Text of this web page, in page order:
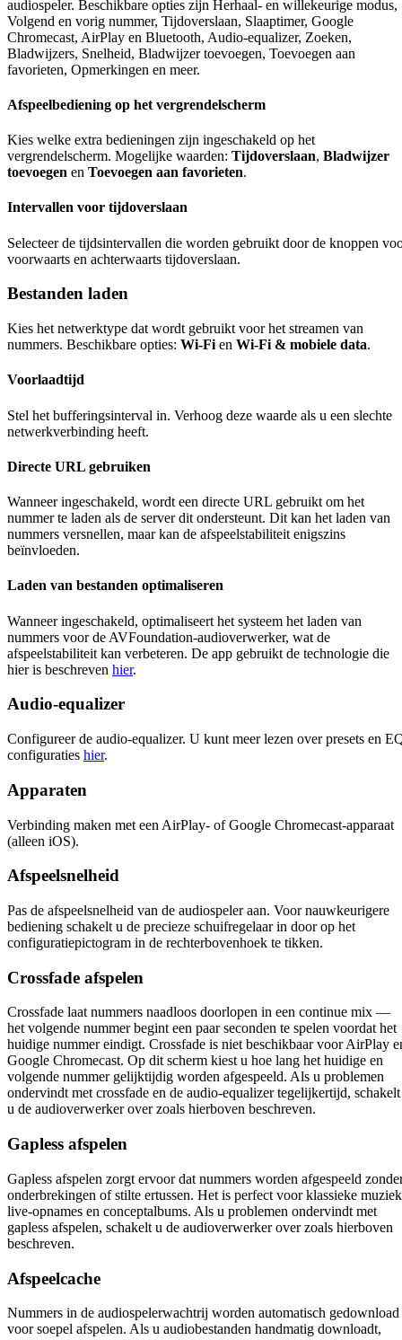
audiospeler. Beschikbare opties zijn Herhaal- en willekeurige modus,
Volgend en vorig nummer, Tijdoverslaan, Slaaptimer, Google
Chromecast, AirPlay en Bluetooth, Audio-equalizer, Zoeken,
Bladwijzers, Snelheid, Bladwijzer toevoegen, Toevoegen aan
favorieten, Opmerkingen en meer.
Afspeelbediening op het vergrendelscherm
Kies welke extra bedieningen zijn ingeschakeld op het
vergrendelscherm. Mogelijke waarden: Tijdoverslaan, Bladwijzer
toevoegen en Toevoegen aan favorieten.
Intervallen voor tijdoverslaan
Selecteer de tijdsintervallen die worden gebruikt door de knoppen
voorwaarts en achterwaarts tijdoverslaan.
Bestanden laden
Kies het netwerktype dat wordt gebruikt voor het streamen van
nummers. Beschikbare opties: Wi-Fi en Wi-Fi & mobiele data.
Voorlaadtijd
Stel het bufferingsinterval in. Verhoog deze waarde als u een slechte
netwerkverbinding heeft.
Directe URL gebruiken
Wanneer ingeschakeld, wordt een directe URL gebruikt om het
nummer te laden als de server dit ondersteunt. Dit kan het laden van
nummers versnellen, maar kan de afspeelstabiliteit enigszins
beïnvloeden.
Laden van bestanden optimaliseren
Wanneer ingeschakeld, optimaliseert het systeem het laden van
nummers voor de AVFoundation-audioverwerker, wat de
afspeelstabiliteit kan verbeteren. De app gebruikt de technologie die
hier is beschreven hier.
Audio-equalizer
Configureer de audio-equalizer. U kunt meer lezen over presets en
configuraties hier.
Apparaten
Verbinding maken met een AirPlay- of Google Chromecast-apparaat
(alleen iOS).
Afspeelsnelheid
Pas de afspeelsnelheid van de audiospeler aan. Voor nauwkeurigere
bediening schakelt u de precieze schuifregelaar in door op het
configuratiepictogram in de rechterbovenhoek te tikken.
Crossfade afspelen
Crossfade laat nummers naadloos doorlopen in een continue mix —
het volgende nummer begint een paar seconden te spelen voordat het
huidige nummer eindigt. Crossfade is niet beschikbaar voor AirPlay
Google Chromecast. Op dit scherm kiest u hoe lang het huidige en
volgende nummer gelijktijdig worden afgespeeld. Als u problemen
ondervindt met crossfade en de audio-equalizer tegelijkertijd, schakelt
u de audioverwerker over zoals hierboven beschreven.
Gapless afspelen
Gapless afspelen zorgt ervoor dat nummers worden afgespeeld
onderbrekingen of stilte ertussen. Het is perfect voor klassieke
live-opnames en conceptalbums. Als u problemen ondervindt met
gapless afspelen, schakelt u de audioverwerker over zoals hierboven
beschreven.
Afspeelcache
Nummers in de audiospelerwachtrij worden automatisch gedownload
voor soepel afspelen. Als u audiobestanden handmatig downloadt,